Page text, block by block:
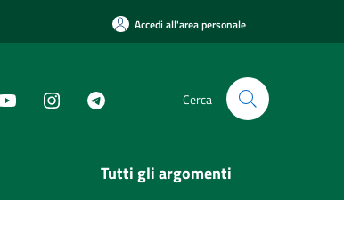
Accedi all'area personale
Cerca
Tutti gli argomenti